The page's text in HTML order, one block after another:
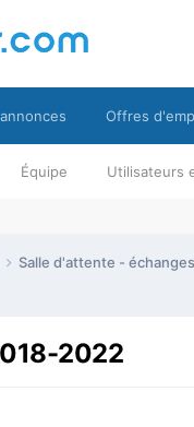
Équipe Utilisateurs
Offres
Salle d'attente -
2022